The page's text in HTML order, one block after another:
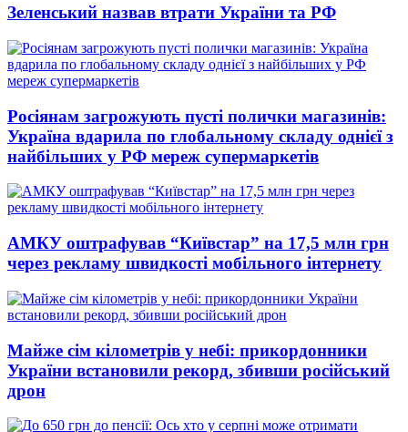
Зеленський назвав втрати України та РФ
Росіянам загрожують пусті полички магазинів:
Україна вдарила по глобальному складу однієї з
найбільших у РФ мереж супермаркетів
АМКУ оштрафував “Київстар” на 17,5 млн грн
через рекламу швидкості мобільного інтернету
Майже сім кілометрів у небі: прикордонники
України встановили рекорд, збивши російський
дрон